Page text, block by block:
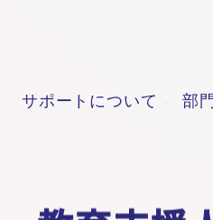
サポートについて 部